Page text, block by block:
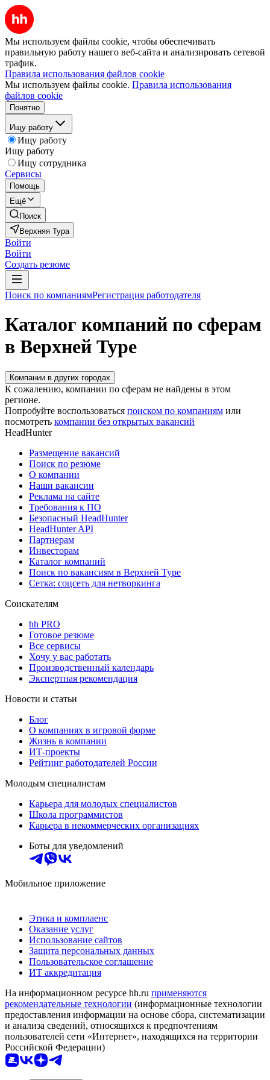
Мы используем файлы cookie, чтобы обеспечивать
правильную работу нашего веб-сайта и анализировать сетевой
трафик.
Правила использования файлов cookie
Мы используем файлы cookie. Правила использования
файлов cookie
Понятно
Ищу работу
Ищу работу
Ищу работу
Ищу сотрудника
Сервисы
Помощь
Ещё
Поиск
Верхняя Тура
Войти
Войти
Создать резюме
Поиск по компаниямРегистрация работодателя
Каталог компаний по сферам
в Верхней Туре
Компании в других городах
К сожалению, компании по сферам не найдены в этом
регионе.
Попробуйте воспользоваться поиском по компаниям или
посмотреть компании без открытых вакансий
HeadHunter
Размещение вакансий
Поиск по резюме
О компании
Наши вакансии
Реклама на сайте
Требования к ПО
Безопасный HeadHunter
HeadHunter API
Партнерам
Инвесторам
Каталог компаний
Поиск по вакансиям в Верхней Туре
Сетка: соцсеть для нетворкинга
Соискателям
hh PRO
Готовое резюме
Все сервисы
Хочу у вас работать
Производственный календарь
Экспертная рекомендация
Новости и статьи
Блог
О компаниях в игровой форме
Жизнь в компании
ИТ-проекты
Рейтинг работодателей России
Молодым специалистам
Карьера для молодых специалистов
Школа программистов
Карьера в некоммерческих организациях
Боты для уведомлений
Мобильное приложение
Этика и комплаенс
Оказание услуг
Использование сайтов
Защита персональных данных
Пользовательское соглашение
ИТ аккредитация
На информационном ресурсе hh.ru применяются
рекомендательные технологии (информационные технологии
предоставления информации на основе сбора, систематизации
и анализа сведений, относящихся к предпочтениям
пользователей сети «Интернет», находящихся на территории
Российской Федерации)